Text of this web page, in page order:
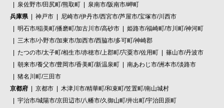
泉佐野市/田尻町/熊取町
泉南市/阪南市/岬町
兵庫県
神戸市
尼崎市/伊丹市/西宮市/芦屋市/宝塚市/川西市
明石市/稲美町/播磨町/加古川市/高砂市
姫路市/福崎町/市川町/神河町
三木市/小野市/加東市/加西市/西脇市/多可町/神崎郡
たつの市/太子町/相生市/赤穂市/上郡町/宍粟市/佐用町
篠山市/丹波市
朝来市/養父市/豊岡市/香美町/新温泉町
南あわじ市/洲本市/淡路市
猪名川町/三田市
京都府
京都市
木津川市/精華町/和束町/笠置町/南山城村
宇治市/城陽市/京田辺市/八幡市/久御山町/井出町/宇治田原町